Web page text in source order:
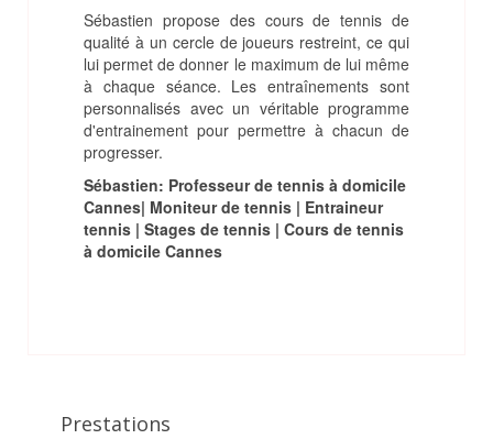
Sébastien propose des cours de tennis de
qualité à un cercle de joueurs restreint, ce qui
lui permet de donner le maximum de lui même
à chaque séance. Les entraînements sont
personnalisés avec un véritable programme
d'entrainement pour permettre à chacun de
progresser.
Sébastien: Professeur de tennis à domicile
Cannes| Moniteur de tennis | Entraineur
tennis | Stages de tennis | Cours de tennis
à domicile Cannes
Prestations